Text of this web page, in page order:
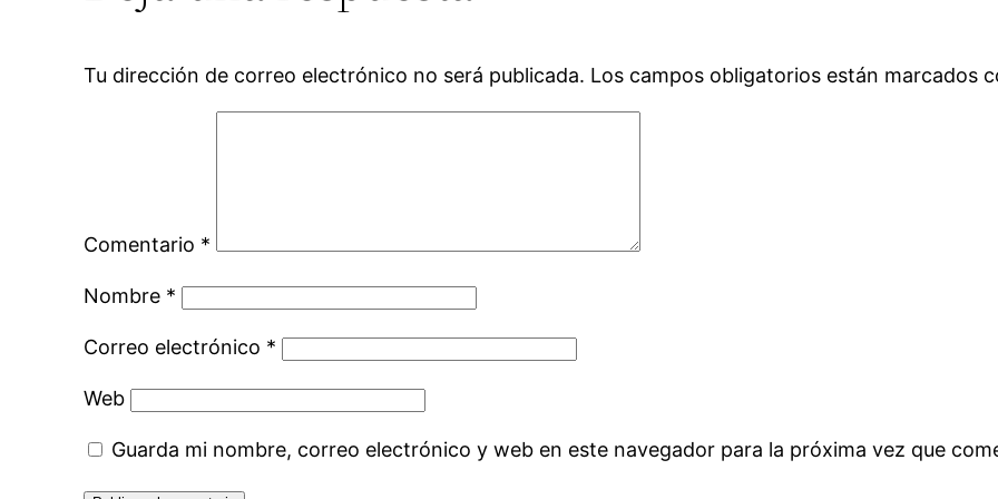
Tu dirección de correo electrónico no será publicada. Los campos obligatorios están marcados
Comentario *
Nombre *
Correo electrónico *
Web
Guarda mi nombre, correo electrónico y web en este navegador para la próxima vez que